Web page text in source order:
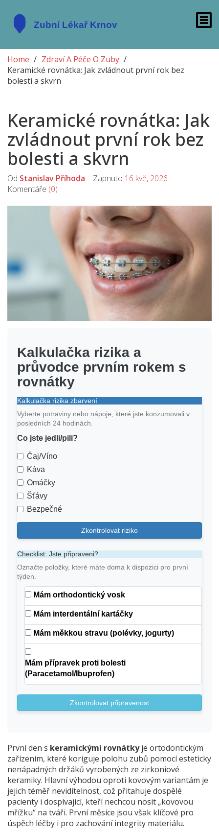
Home
Zdraví A Péče O Zuby
Keramické rovnátka: Jak zvládnout první rok bez
bolesti a skvrn
Keramické rovnátka: Jak
zvládnout první rok bez
bolesti a skvrn
Od Stanislav Příhoda Zapnuto 16 kvě, 2026
Komentáře (0)
Kalkulačka rizika a
průvodce prvním rokem s
rovnátky
Kalkulačka rizika zbarvení
Vyberte potraviny nebo nápoje, které jste konzumovali v
posledních 24 hodinách.
Co jste jedli/pili?
Čaj/Víno
Káva
Omáčky
Šťávy
Bezpečné
Zkontrolovat riziko
Checklist: Jste připraveni?
Označte položky, které máte doma k dispozici pro první
týden.
Mám orthodontický vosk
Mám interdentální kartáčky
Mám měkkou stravu (polévky, jogurty)
Mám přípravek proti bolesti
(Paracetamol/Ibuprofen)
Zkontrolovat připravenost
První den s keramickými rovnátkyje ortodontickým
zařízením, které koriguje polohu zubů pomocí esteticky
nenápadných držáků vyrobených ze zirkoniové
keramiky. Hlavní výhodou oproti kovovým variantám je
jejich téměř neviditelnost, což přitahuje dospělé
pacienty i dospívající, kteří nechcou nosit „kovovou
mřížku“ na tváři. První měsíce jsou však klíčové pro
úspěch léčby i pro zachování integrity materiálu.